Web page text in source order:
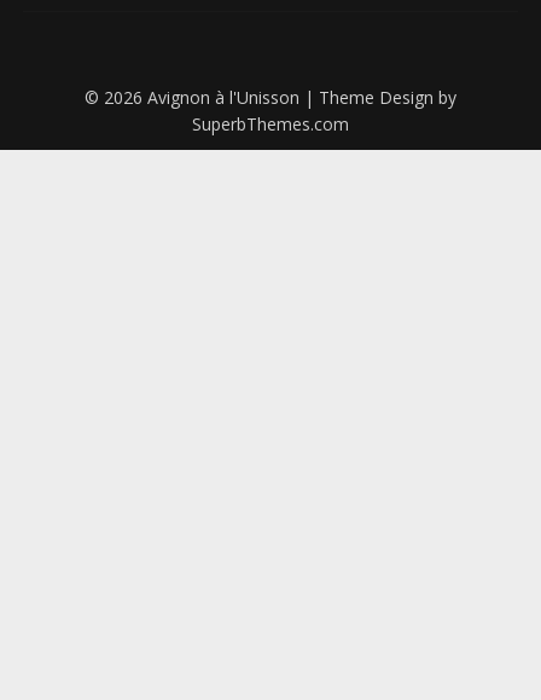
© 2026 Avignon à l'Unisson | Theme Design by
SuperbThemes.com